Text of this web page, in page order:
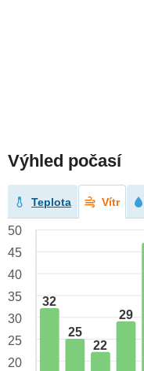
Výhled počasí
Teplota Vítr
32
25
22
29
50
45
40
35
30
25
20